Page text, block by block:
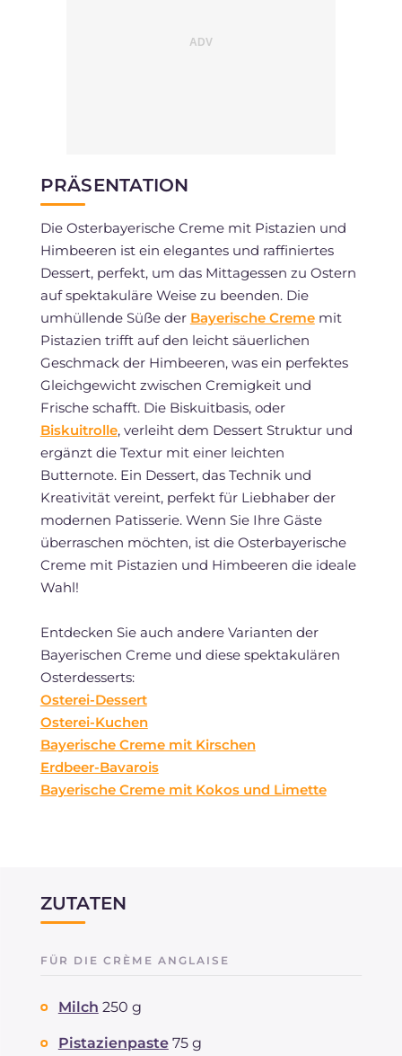
PRÄSENTATION
Die Osterbayerische Creme mit Pistazien und
Himbeeren ist ein elegantes und raffiniertes
Dessert, perfekt, um das Mittagessen zu Ostern
auf spektakuläre Weise zu beenden. Die
umhüllende Süße der Bayerische Crememit
Pistazien trifft auf den leicht säuerlichen
Geschmack der Himbeeren, was ein perfektes
Gleichgewicht zwischen Cremigkeit und
Frische schafft. Die Biskuitbasis, oder
Biskuitrolle, verleiht dem Dessert Struktur und
ergänzt die Textur mit einer leichten
Butternote. Ein Dessert, das Technik und
Kreativität vereint, perfekt für Liebhaber der
modernen Patisserie. Wenn Sie Ihre Gäste
überraschen möchten, ist die Osterbayerische
Creme mit Pistazien und Himbeeren die ideale
Wahl!
Entdecken Sie auch andere Varianten der
Bayerischen Creme und diese spektakulären
Osterdesserts:
Osterei-Dessert
Osterei-Kuchen
Bayerische Creme mit Kirschen
Erdbeer-Bavarois
Bayerische Creme mit Kokos und Limette
ZUTATEN
FÜR DIE CRÈME ANGLAISE
Milch 250 g
Pistazienpaste 75 g